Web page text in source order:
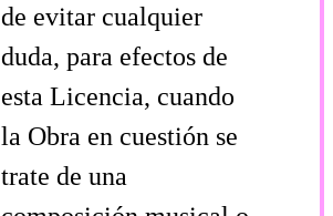
de evitar cualquier
duda, para efectos de
esta Licencia, cuando
la Obra en cuestión se
trate de una